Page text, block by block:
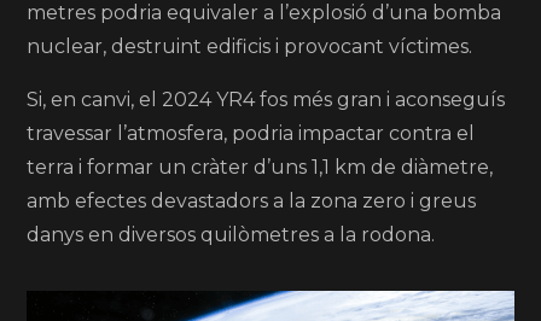
metres podria equivaler a l’explosió d’una bomba
nuclear, destruint edificis i provocant víctimes.
Si, en canvi, el 2024 YR4 fos més gran i aconseguís
travessar l’atmosfera, podria impactar contra el
terra i formar un cràter d’uns 1,1 km de diàmetre,
amb efectes devastadors a la zona zero i greus
danys en diversos quilòmetres a la rodona.